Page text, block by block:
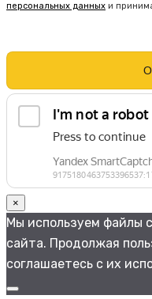
персональных данных и
×
Мы используем файлы
сайта. Продолжая
соглашаетесь с их